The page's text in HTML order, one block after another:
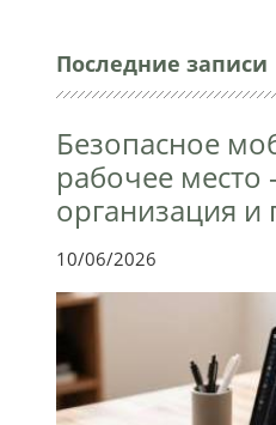
Последние записи
Безопасное
рабочее
организация и
10/06/2026